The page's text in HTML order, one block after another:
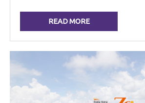
READ MORE